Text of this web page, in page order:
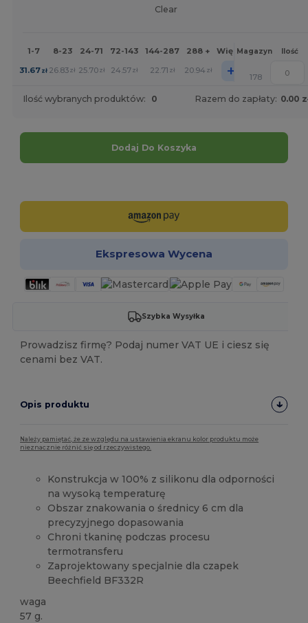
Clear
1-7 8-23 24-71 72-143 144-287 288 + WięcejMagazyn Ilość
31.67zł 26.83zł 25.70zł 24.57zł 22.71 zł 20.94 zł + 178
Ilość wybranych produktów: 0 Razem do zapłaty: 0.00
Dodaj Do Koszyka
Ekspresowa Wycena
Szybka Wysyłka
Prowadzisz firmę? Podaj numer VAT UE i ciesz się
cenami bez VAT.
Opis produktu
Należy pamiętać, że ze względu na ustawienia ekranu kolor produktu może
nieznacznie różnić się od rzeczywistego.
Konstrukcja w 100% z silikonu dla odporności
na wysoką temperaturę
Obszar znakowania o średnicy 6 cm dla
precyzyjnego dopasowania
Chroni tkaninę podczas procesu
termotransferu
Zaprojektowany specjalnie dla czapek
Beechfield BF332R
waga
57 g.